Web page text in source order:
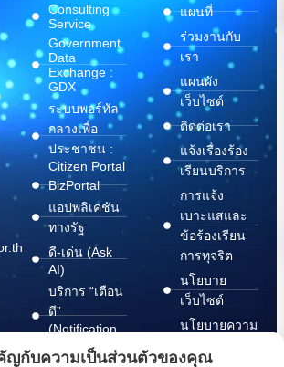
Consulting
Service
Government
Data
Exchange :
GDX
ระบบพอร์ทัล
กลางเพื่อ
ประชาชน :
Citizen Portal
BizPortal
แอปพลิเคชัน
ทางรัฐ
ดี-เด่น (Ask
AI)
บริการ “เตือน
ดี”
(Notification
แผนที่
ร่วมงานกับ
เรา
แผนผัง
เว็บไซต์
ติดต่อเรา
แจ้งเรื่องร้อง
เรียนบริการ
การแจ้ง
เบาะแสและ
ข้อร้องเรียน
การทุจริต
นโยบาย
เว็บไซต์
นโยบายความ
ญกับความเป็นส่วนตัวของคุณ